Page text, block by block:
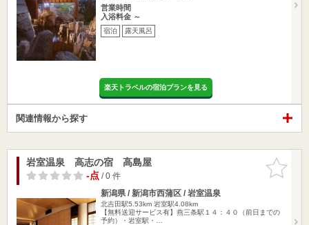
営業時間
入浴料金 ～
宿泊 露天風呂
楽天トラベルの宿泊プランを見る
関連情報から探す
お気に入
りに追加
岩室温泉 高志の宿 高島屋
-点/ 0 件
新潟県 / 新潟市西蒲区 / 岩室温泉
北吉田駅5.53km 岩室駅4.08km
【無料送迎サービス有】燕三条駅１４：４０（前日までの
予約）・岩室駅・…